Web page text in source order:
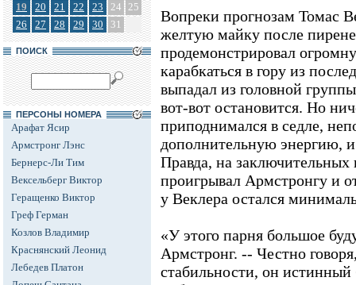
19
20 21 22 23 24 25
26
27 28 29 30 31
ПОИСК
ПЕРСОНЫ НОМЕРА
Арафат Ясир
Армстронг Лэнс
Бернерс-Ли Тим
Вексельберг Виктор
Геращенко Виктор
Греф Герман
Козлов Владимир
Краснянский Леонид
Лебедев Платон
Вопреки прогнозам Томас
желтую майку после
продемонстрировал
карабкаться в гору из
выпадал из головной
вот-вот остановится. Но
приподнимался в седле,
дополнительную энергию,
Правда, на
проигрывал Армстронгу и
у Веклера остался
«У этого парня большое
Армстронг. -- Честно
стабильности, он